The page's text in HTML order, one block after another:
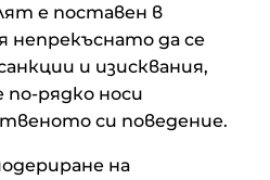
е поставен в
непрекъснато да се
и изисквания,
рядко носи
си поведение.
на